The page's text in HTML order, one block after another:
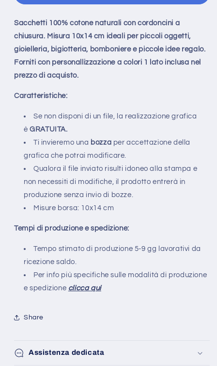
Sacchetti 100% cotone naturali con cordoncini a
chiusura. Misura 10x14 cm ideali per piccoli oggetti,
gioielleria, bigiotteria, bomboniere e piccole idee regalo.
Forniti con personallizzazione a colori 1 lato inclusa nel
prezzo di acquisto.
Caratteristiche:
Se non disponi di un file, la realizzazione grafica
è GRATUITA.
Ti invieremo una bozza per accettazione della
grafica che potrai modificare.
Qualora il file inviato risulti idoneo alla stampa e
non necessiti di modifiche, il prodotto entrerà in
produzione senza invio di bozze.
Misure borsa: 10x14 cm
Tempi di produzione e spedizione:
Tempo stimato di produzione 5-9 gg lavorativi da
ricezione saldo.
Per info più specifiche sulle modalità di produzione
e spedizione clicca qui
Share
Assistenza dedicata